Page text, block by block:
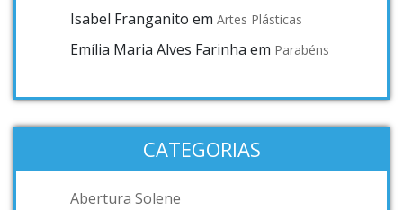
Isabel Franganito em Artes Plásticas
Emília Maria Alves Farinha em Parabéns
CATEGORIAS
Abertura Solene